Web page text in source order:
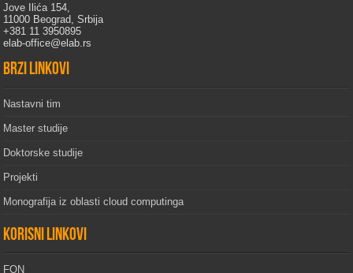
Jove Ilića 154,
11000 Beograd, Srbija
+381 11 3950895
elab-office@elab.rs
Brzi linkovi
Nastavni tim
Master studije
Doktorske studije
Projekti
Monografija iz oblasti cloud computinga
Korisni linkovi
FON